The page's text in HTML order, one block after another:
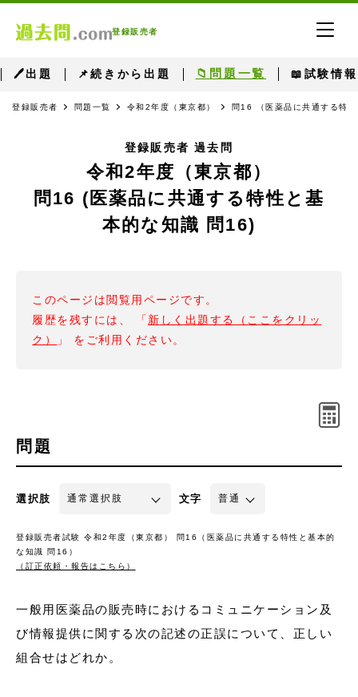
登録販売者
🖊出題 📌続きから出題 📁問題一覧 📖試験情報
登録販売者 問題一覧 令和2年度（東京都） 問16 （医薬品に共通する特
登録販売者 過去問
令和2年度（東京都）
問16 (医薬品に共通する特性と基
本的な知識 問16)
このページは閲覧用ページです。
履歴を残すには、 「 新しく出題する（ここをクリッ
ク）
」 をご利用ください。
問題
選択肢 文字
登録販売者試験 令和2年度（東京都） 問16（医薬品に共通する特性と基本的
な知識 問16）
（訂正依頼・報告はこちら）
一般用医薬品の販売時におけるコミュニケーション及
び情報提供に関する次の記述の正誤について、正しい
組合せはどれか。